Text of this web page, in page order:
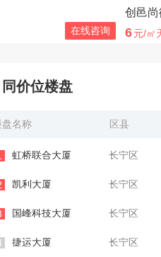
在线咨询
创邑
6元/㎡
同价位楼盘
盘名称 区县
虹桥联合大厦 长宁区
凯利大厦 长宁区
国峰科技大厦 长宁区
捷运大厦 长宁区